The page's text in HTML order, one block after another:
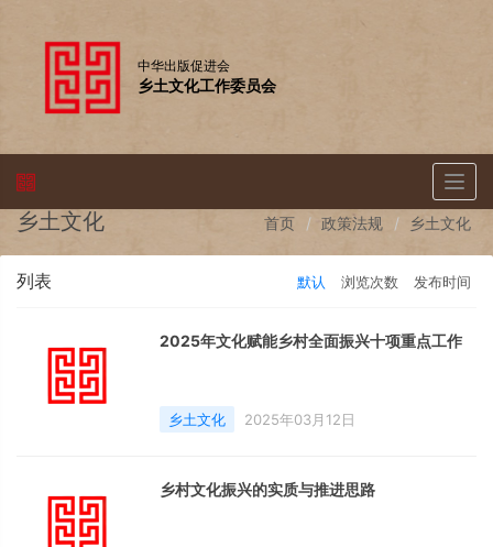
中华出版促进会
乡土文化工作委员会
乡土文化 首页 政策法规 乡土文化
列表 默认 浏览次数 发布时间
2025年文化赋能乡村全面振兴十项重点工作
乡土文化 2025年03月12日
乡村文化振兴的实质与推进思路